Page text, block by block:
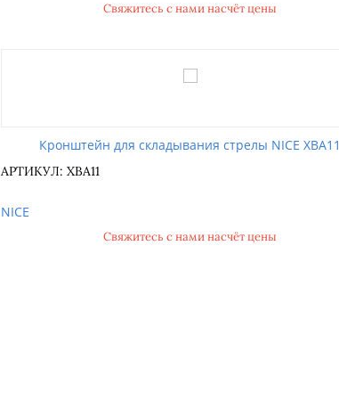
Свяжитесь с нами насчёт цены
Кронштейн для складывания стрелы NICE XBA11
АРТИКУЛ: XBA11
NICE
Свяжитесь с нами насчёт цены